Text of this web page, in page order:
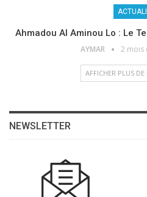
Ahmadou Al Aminou Lo : Le
AYMAR 2 mois
AFFICHER PLUS DE
NEWSLETTER